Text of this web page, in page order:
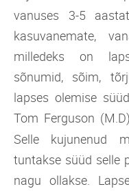
vanuses 3-5
kasuvanemate,
milledeks on
sõnumid, sõim,
lapses olemise
Tom Ferguson
Selle kujunenud
tuntakse süüd selle
nagu ollakse.